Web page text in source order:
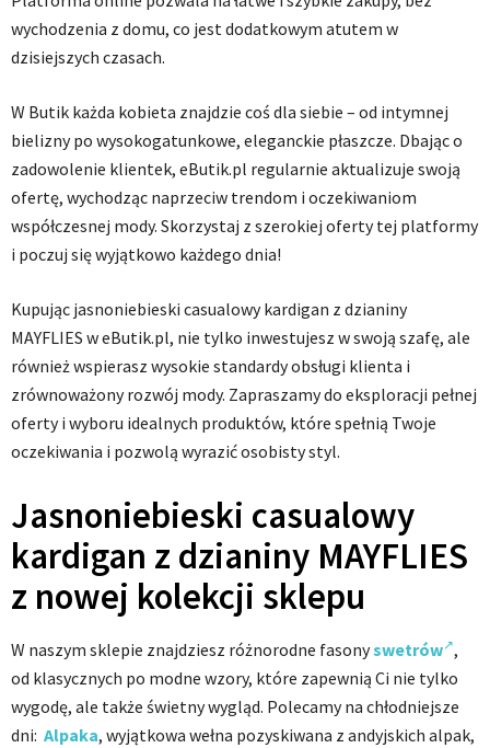
wychodzenia z domu, co jest dodatkowym atutem w
dzisiejszych czasach.
W Butik każda kobieta znajdzie coś dla siebie – od intymnej
bielizny po wysokogatunkowe, eleganckie płaszcze. Dbając o
zadowolenie klientek, eButik.pl regularnie aktualizuje swoją
ofertę, wychodząc naprzeciw trendom i oczekiwaniom
współczesnej mody. Skorzystaj z szerokiej oferty tej platformy
i poczuj się wyjątkowo każdego dnia!
Kupując jasnoniebieski casualowy kardigan z dzianiny
MAYFLIES w eButik.pl, nie tylko inwestujesz w swoją szafę, ale
również wspierasz wysokie standardy obsługi klienta i
zrównoważony rozwój mody. Zapraszamy do eksploracji pełnej
oferty i wyboru idealnych produktów, które spełnią Twoje
oczekiwania i pozwolą wyrazić osobisty styl.
Jasnoniebieski casualowy
kardigan z dzianiny MAYFLIES
z nowej kolekcji sklepu
W naszym sklepie znajdziesz różnorodne fasonyswetrów ,
od klasycznych po modne wzory, które zapewnią Ci nie tylko
wygodę, ale także świetny wygląd. Polecamy na chłodniejsze
dni: Alpaka, wyjątkowa wełna pozyskiwana z andyjskich alpak,